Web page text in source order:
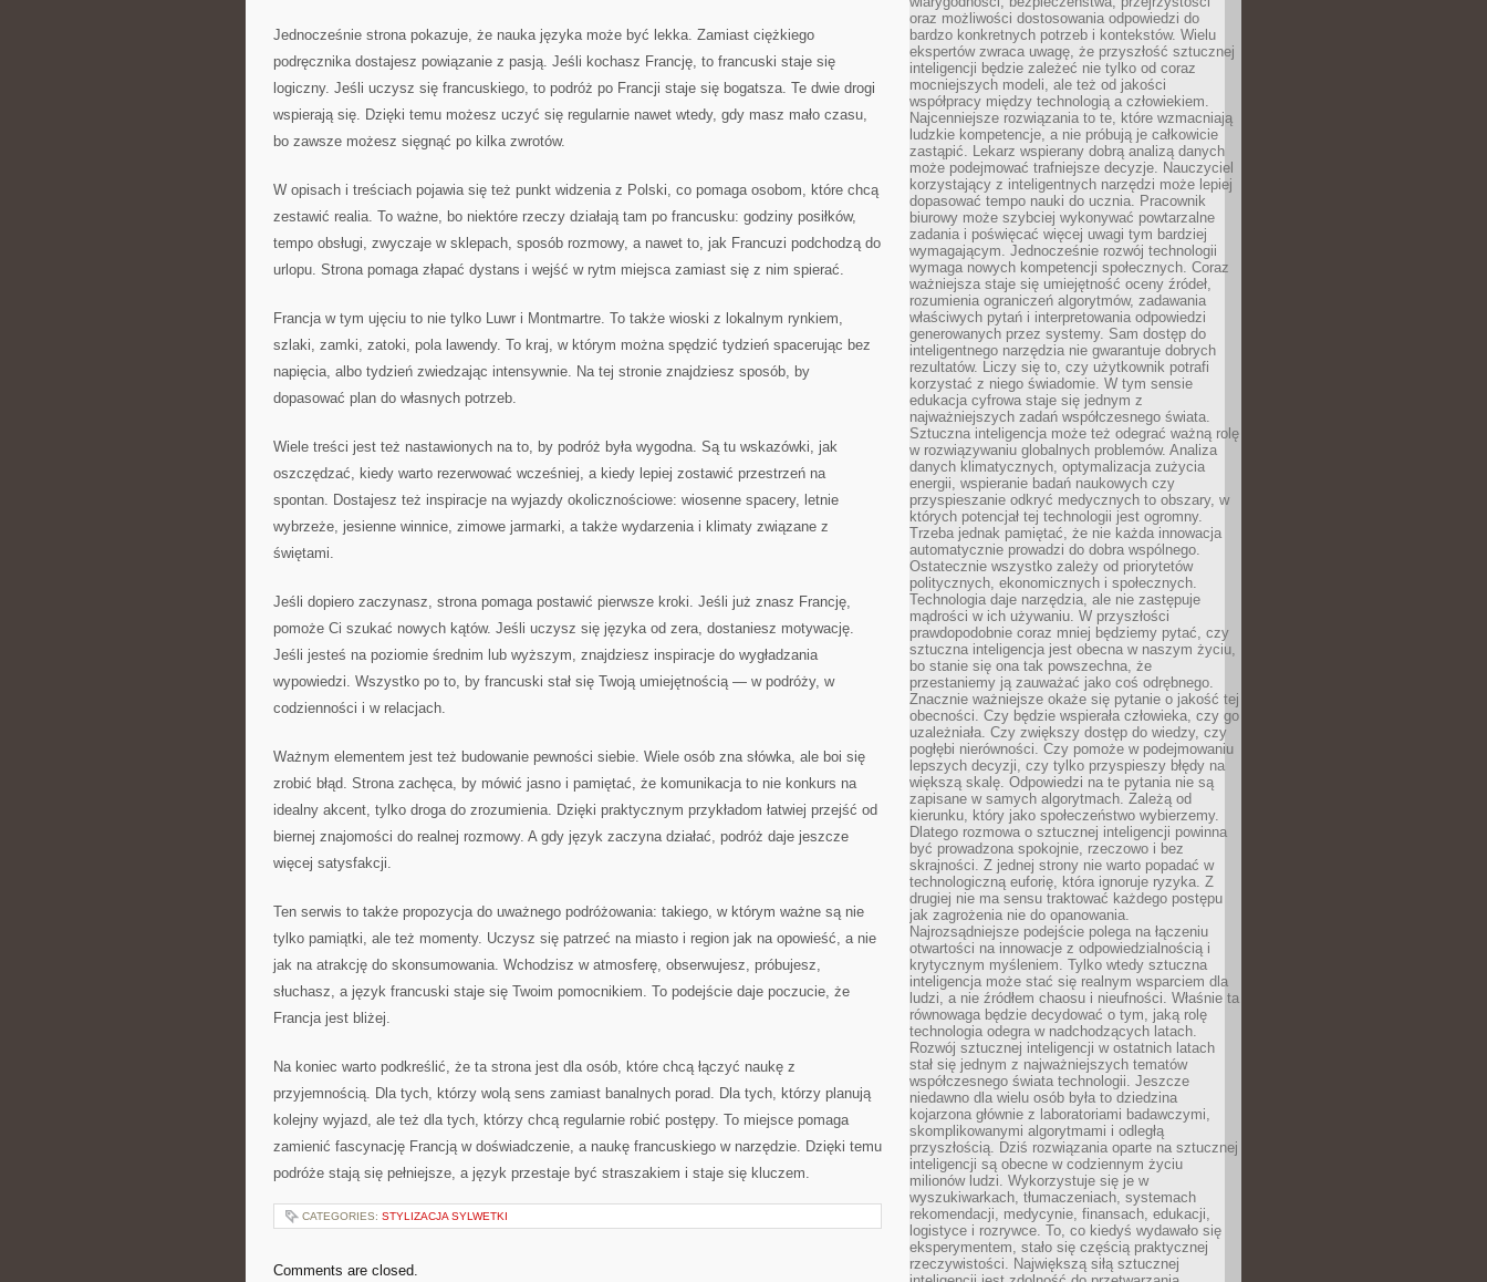
Jednocześnie strona pokazuje, że nauka języka może być lekka. Zamiast ciężkiego
podręcznika dostajesz powiązanie z pasją. Jeśli kochasz Francję, to francuski staje się
logiczny. Jeśli uczysz się francuskiego, to podróż po Francji staje się bogatsza. Te dwie drogi
wspierają się. Dzięki temu możesz uczyć się regularnie nawet wtedy, gdy masz mało czasu,
bo zawsze możesz sięgnąć po kilka zwrotów.
W opisach i treściach pojawia się też punkt widzenia z Polski, co pomaga osobom, które chcą
zestawić realia. To ważne, bo niektóre rzeczy działają tam po francusku: godziny posiłków,
tempo obsługi, zwyczaje w sklepach, sposób rozmowy, a nawet to, jak Francuzi podchodzą do
urlopu. Strona pomaga złapać dystans i wejść w rytm miejsca zamiast się z nim spierać.
Francja w tym ujęciu to nie tylko Luwr i Montmartre. To także wioski z lokalnym rynkiem,
szlaki, zamki, zatoki, pola lawendy. To kraj, w którym można spędzić tydzień spacerując bez
napięcia, albo tydzień zwiedzając intensywnie. Na tej stronie znajdziesz sposób, by
dopasować plan do własnych potrzeb.
Wiele treści jest też nastawionych na to, by podróż była wygodna. Są tu wskazówki, jak
oszczędzać, kiedy warto rezerwować wcześniej, a kiedy lepiej zostawić przestrzeń na
spontan. Dostajesz też inspiracje na wyjazdy okolicznościowe: wiosenne spacery, letnie
wybrzeże, jesienne winnice, zimowe jarmarki, a także wydarzenia i klimaty związane z
świętami.
Jeśli dopiero zaczynasz, strona pomaga postawić pierwsze kroki. Jeśli już znasz Francję,
pomoże Ci szukać nowych kątów. Jeśli uczysz się języka od zera, dostaniesz motywację.
Jeśli jesteś na poziomie średnim lub wyższym, znajdziesz inspiracje do wygładzania
wypowiedzi. Wszystko po to, by francuski stał się Twoją umiejętnością — w podróży, w
codzienności i w relacjach.
Ważnym elementem jest też budowanie pewności siebie. Wiele osób zna słówka, ale boi się
zrobić błąd. Strona zachęca, by mówić jasno i pamiętać, że komunikacja to nie konkurs na
idealny akcent, tylko droga do zrozumienia. Dzięki praktycznym przykładom łatwiej przejść od
biernej znajomości do realnej rozmowy. A gdy język zaczyna działać, podróż daje jeszcze
więcej satysfakcji.
Ten serwis to także propozycja do uważnego podróżowania: takiego, w którym ważne są nie
tylko pamiątki, ale też momenty. Uczysz się patrzeć na miasto i region jak na opowieść, a nie
jak na atrakcję do skonsumowania. Wchodzisz w atmosferę, obserwujesz, próbujesz,
słuchasz, a język francuski staje się Twoim pomocnikiem. To podejście daje poczucie, że
Francja jest bliżej.
Na koniec warto podkreślić, że ta strona jest dla osób, które chcą łączyć naukę z
przyjemnością. Dla tych, którzy wolą sens zamiast banalnych porad. Dla tych, którzy planują
kolejny wyjazd, ale też dla tych, którzy chcą regularnie robić postępy. To miejsce pomaga
zamienić fascynację Francją w doświadczenie, a naukę francuskiego w narzędzie. Dzięki temu
podróże stają się pełniejsze, a język przestaje być straszakiem i staje się kluczem.
CATEGORIES: STYLIZACJA SYLWETKI
Comments are closed.
oraz możliwości dostosowania odpowiedzi do
bardzo konkretnych potrzeb i kontekstów. Wielu
ekspertów zwraca uwagę, że przyszłość sztucznej
inteligencji będzie zależeć nie tylko od coraz
mocniejszych modeli, ale też od jakości
współpracy między technologią a człowiekiem.
Najcenniejsze rozwiązania to te, które wzmacniają
ludzkie kompetencje, a nie próbują je całkowicie
zastąpić. Lekarz wspierany dobrą analizą danych
może podejmować trafniejsze decyzje. Nauczyciel
korzystający z inteligentnych narzędzi może lepiej
dopasować tempo nauki do ucznia. Pracownik
biurowy może szybciej wykonywać powtarzalne
zadania i poświęcać więcej uwagi tym bardziej
wymagającym. Jednocześnie rozwój technologii
wymaga nowych kompetencji społecznych. Coraz
ważniejsza staje się umiejętność oceny źródeł,
rozumienia ograniczeń algorytmów, zadawania
właściwych pytań i interpretowania odpowiedzi
generowanych przez systemy. Sam dostęp do
inteligentnego narzędzia nie gwarantuje dobrych
rezultatów. Liczy się to, czy użytkownik potrafi
korzystać z niego świadomie. W tym sensie
edukacja cyfrowa staje się jednym z
najważniejszych zadań współczesnego świata.
Sztuczna inteligencja może też odegrać ważną rolę
w rozwiązywaniu globalnych problemów. Analiza
danych klimatycznych, optymalizacja zużycia
energii, wspieranie badań naukowych czy
przyspieszanie odkryć medycznych to obszary, w
których potencjał tej technologii jest ogromny.
Trzeba jednak pamiętać, że nie każda innowacja
automatycznie prowadzi do dobra wspólnego.
Ostatecznie wszystko zależy od priorytetów
politycznych, ekonomicznych i społecznych.
Technologia daje narzędzia, ale nie zastępuje
mądrości w ich używaniu. W przyszłości
prawdopodobnie coraz mniej będziemy pytać, czy
sztuczna inteligencja jest obecna w naszym życiu,
bo stanie się ona tak powszechna, że
przestaniemy ją zauważać jako coś odrębnego.
Znacznie ważniejsze okaże się pytanie o jakość tej
obecności. Czy będzie wspierała człowieka, czy go
uzależniała. Czy zwiększy dostęp do wiedzy, czy
pogłębi nierówności. Czy pomoże w podejmowaniu
lepszych decyzji, czy tylko przyspieszy błędy na
większą skalę. Odpowiedzi na te pytania nie są
zapisane w samych algorytmach. Zależą od
kierunku, który jako społeczeństwo wybierzemy.
Dlatego rozmowa o sztucznej inteligencji powinna
być prowadzona spokojnie, rzeczowo i bez
skrajności. Z jednej strony nie warto popadać w
technologiczną euforię, która ignoruje ryzyka. Z
drugiej nie ma sensu traktować każdego postępu
jak zagrożenia nie do opanowania.
Najrozsądniejsze podejście polega na łączeniu
otwartości na innowacje z odpowiedzialnością i
krytycznym myśleniem. Tylko wtedy sztuczna
inteligencja może stać się realnym wsparciem dla
ludzi, a nie źródłem chaosu i nieufności. Właśnie ta
równowaga będzie decydować o tym, jaką rolę
technologia odegra w nadchodzących latach.
Rozwój sztucznej inteligencji w ostatnich latach
stał się jednym z najważniejszych tematów
współczesnego świata technologii. Jeszcze
niedawno dla wielu osób była to dziedzina
kojarzona głównie z laboratoriami badawczymi,
skomplikowanymi algorytmami i odległą
przyszłością. Dziś rozwiązania oparte na sztucznej
inteligencji są obecne w codziennym życiu
milionów ludzi. Wykorzystuje się je w
wyszukiwarkach, tłumaczeniach, systemach
rekomendacji, medycynie, finansach, edukacji,
logistyce i rozrywce. To, co kiedyś wydawało się
eksperymentem, stało się częścią praktycznej
rzeczywistości. Największą siłą sztucznej